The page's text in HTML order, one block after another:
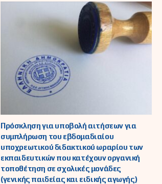
Πρόσκληση για υποβολή αιτήσεων για
συμπλήρωση του εβδομαδιαίου
υποχρεωτικού διδακτικού ωραρίου των
εκπαιδευτικών που κατέχουν οργανική
τοποθέτηση σε σχολικές μονάδες
(γενικής παιδείας και ειδικής αγωγής)